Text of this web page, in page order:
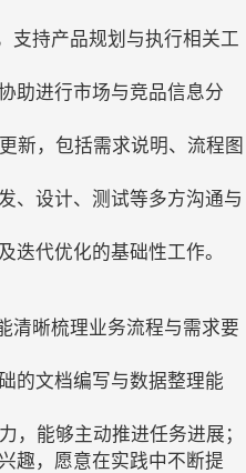
支持产品规划与执行相关工
助进行市场与竞品信息分
新，包括需求说明、流程图
、设计、测试等多方沟通与
迭代优化的基础性工作。
清晰梳理业务流程与需求要
的文档编写与数据整理能
，能够主动推进任务进展；
趣，愿意在实践中不断提